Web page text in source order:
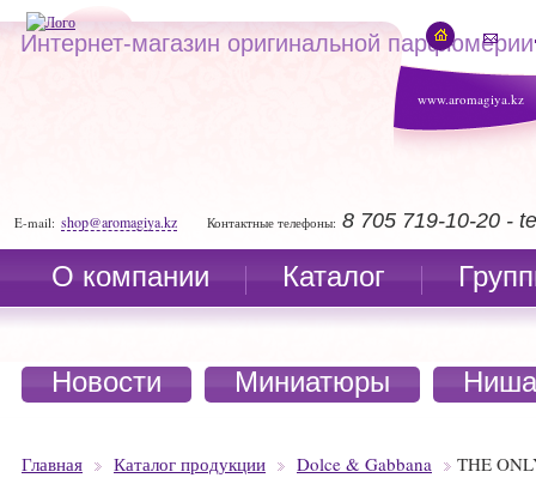
www.aromagiya.kz
Интернет-магазин оригинальной парфюмерии
E-mail: shop@aromagiya.kz Контактные телефоны: 8 705 719-10-20 -
О компании Каталог
Новости Миниатюры
Главная Каталог продукции Dolce & Gabbana THE